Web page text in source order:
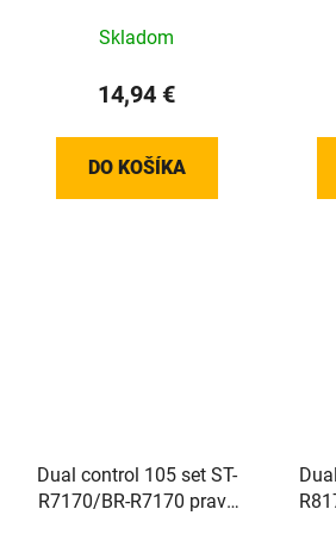
Skladom
14,94 €
DO KOŠÍKA
Dual control 105 set ST-
R7170/BR-R7170 pravý